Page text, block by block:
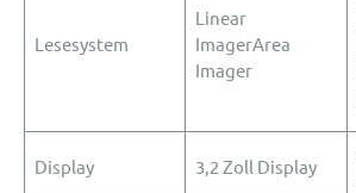
Lesesystem
Linear
ImagerArea
Imager
Display 3,2 Zoll Display